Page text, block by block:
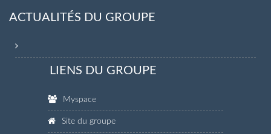
ACTUALITÉS DU GROUPE
LIENS DU GROUPE
Myspace
Site du groupe